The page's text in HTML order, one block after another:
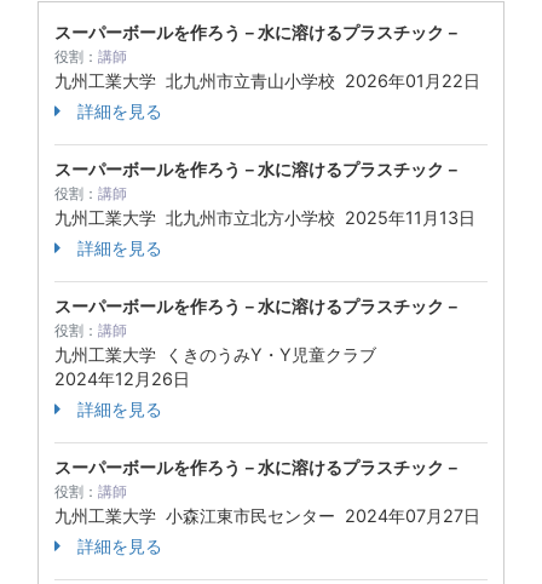
スーパーボールを作ろう－水に溶けるプラスチック－
役割： 講師
九州工業大学 北九州市立青山小学校 2026年01月22日
詳細を見る
スーパーボールを作ろう－水に溶けるプラスチック－
役割： 講師
九州工業大学 北九州市立北方小学校 2025年11月13日
詳細を見る
スーパーボールを作ろう－水に溶けるプラスチック－
役割： 講師
九州工業大学 くきのうみY・Y児童クラブ
2024年12月26日
詳細を見る
スーパーボールを作ろう－水に溶けるプラスチック－
役割： 講師
九州工業大学 小森江東市民センター 2024年07月27日
詳細を見る